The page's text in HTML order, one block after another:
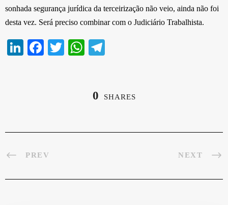
sonhada segurança jurídica da terceirização não veio, ainda não foi
desta vez. Será preciso combinar com o Judiciário Trabalhista.
Li
Fa T
W
A a
0 SHARES
PREV NEXT